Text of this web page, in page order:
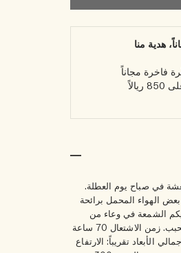
هدية منا
مصغّرة فاخرة مجاناً
مع كل طلب بقيمة تزيد على 850 ريالاً
في صباح يوم العطلة.
بعض الهواء المحمل برائحة
الشمعة في وعاء من
سيراميك البيسك ذي الملمس المحبب. زمن الاشتعال 70 ساعة
الأبعاد تقريباً: الارتفاع